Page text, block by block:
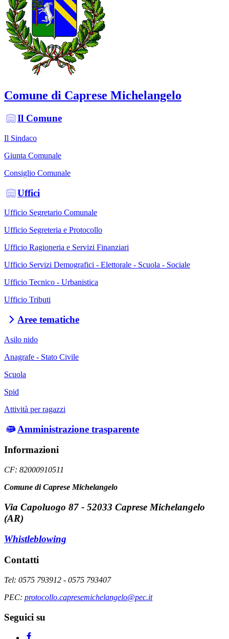
Comune di Caprese Michelangelo
Il Comune
Il Sindaco
Giunta Comunale
Consiglio Comunale
Uffici
Ufficio Segretario Comunale
Ufficio Segreteria e Protocollo
Ufficio Ragioneria e Servizi Finanziari
Ufficio Servizi Demografici - Elettorale - Scuola - Sociale
Ufficio Tecnico - Urbanistica
Ufficio Tributi
Aree tematiche
Asilo nido
Anagrafe - Stato Civile
Scuola
Spid
Attività per ragazzi
Amministrazione trasparente
Informazioni
CF: 82000910511
Comune di Caprese Michelangelo
Via Capoluogo 87 - 52033 Caprese Michelangelo
(AR)
Whistleblowing
Contatti
Tel: 0575 793912 - 0575 793407
PEC: protocollo.capresemichelangelo@pec.it
Seguici su